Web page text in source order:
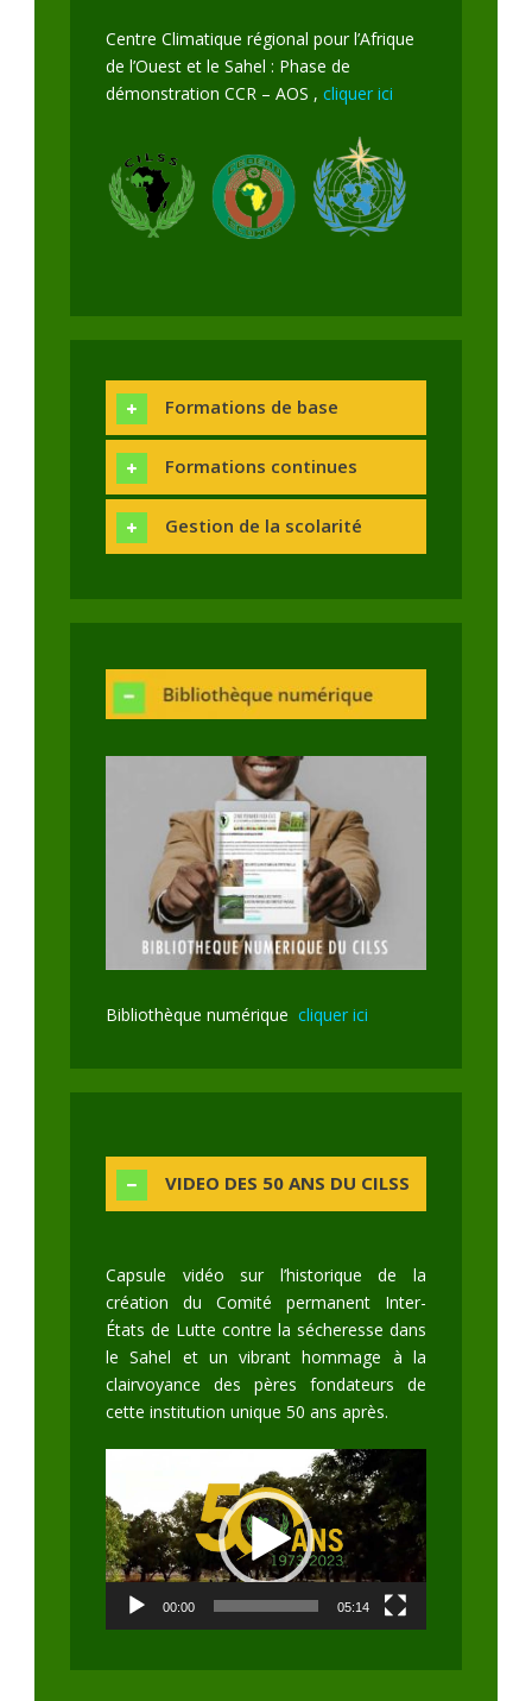
Centre Climatique régional pour l’Afrique
de l’Ouest et le Sahel : Phase de
démonstration CCR – AOS , cliquer ici
Formations de base
Formations continues
Gestion de la scolarité
Bibliothèque numérique cliquer ici
VIDEO DES 50 ANS DU CILSS
Capsule vidéo sur l’historique de la
création du Comité permanent Inter-
États de Lutte contre la sécheresse dans
le Sahel et un vibrant hommage à la
clairvoyance des pères fondateurs de
cette institution unique 50 ans après.
00:00 05:14